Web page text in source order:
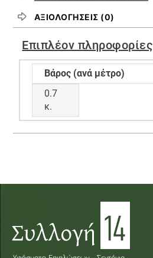
ΑΞΙΟΛΟΓΉΣΕΙΣ (0)
Επιπλέον πληροφορίες
Βάρος (ανά μέτρο)
0.7
κ.